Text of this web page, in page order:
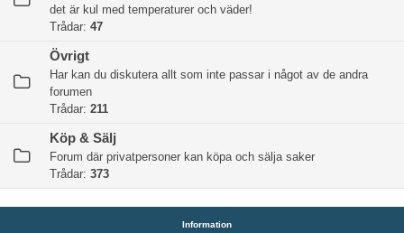
det är kul med temperaturer och väder!
Trådar: 47
Övrigt
Har kan du diskutera allt som inte passar i något av de andra
forumen
Trådar: 211
Köp & Sälj
Forum där privatpersoner kan köpa och sälja saker
Trådar: 373
Information